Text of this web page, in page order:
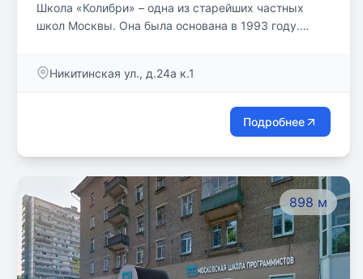
Школа «Колибри» – одна из старейших частных
школ Москвы. Она была основана в 1993 году.
территории 0,4 Га. Школа соседствует с
музеем-заповедником Измайловский остров и
Сиреневым садом, что позволяет использовать
учеников. В школе и детском саду реализуется
интегрированная образовательная программа на
русском и английском языках, а блестящий состав
педагогов гарантирует высокий уровень подготовки
по всем академическим дисциплинам.
Никитинская ул., д.24а к.1
Подробнее
898 м